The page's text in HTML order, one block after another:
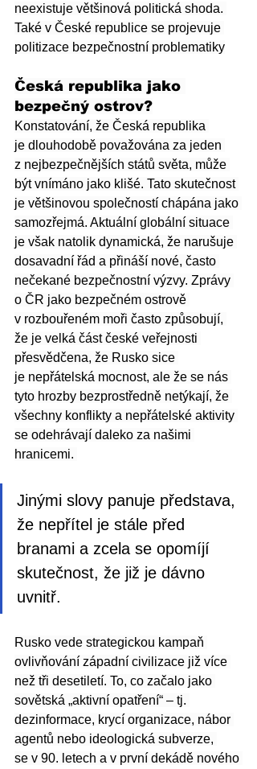
neexistuje většinová politická shoda.
Také v České republice se projevuje
politizace bezpečnostní problematiky
Česká republika jako
bezpečný ostrov?
Konstatování, že Česká republika
je dlouhodobě považována za jeden
z nejbezpečnějších států světa, může
být vnímáno jako klišé. Tato skutečnost
je většinovou společností chápána jako
samozřejmá. Aktuální globální situace
je však natolik dynamická, že narušuje
dosavadní řád a přináší nové, často
nečekané bezpečnostní výzvy. Zprávy
o ČR jako bezpečném ostrově
v rozbouřeném moři často způsobují,
že je velká část české veřejnosti
přesvědčena, že Rusko sice
je nepřátelská mocnost, ale že se nás
tyto hrozby bezprostředně netýkají, že
všechny konflikty a nepřátelské aktivity
se odehrávají daleko za našimi
hranicemi.
Jinými slovy panuje představa,
že nepřítel je stále před
branami a zcela se opomíjí
skutečnost, že již je dávno
uvnitř.
Rusko vede strategickou kampaň
ovlivňování západní civilizace již více
než tři desetiletí. To, co začalo jako
sovětská „aktivní opatření“ – tj.
dezinformace, krycí organizace, nábor
agentů nebo ideologická subverze,
se v 90. letech a v první dekádě nového